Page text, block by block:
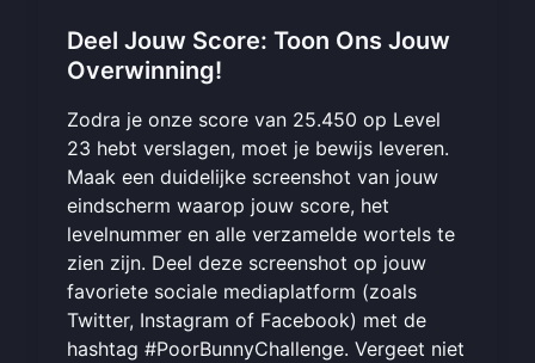
Deel Jouw Score: Toon Ons Jouw
Overwinning!
Zodra je onze score van 25.450 op Level
23 hebt verslagen, moet je bewijs leveren.
Maak een duidelijke screenshot van jouw
eindscherm waarop jouw score, het
levelnummer en alle verzamelde wortels te
zien zijn. Deel deze screenshot op jouw
favoriete sociale mediaplatform (zoals
Twitter, Instagram of Facebook) met de
hashtag #PoorBunnyChallenge. Vergeet niet